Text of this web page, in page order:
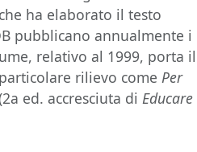
ha elaborato il testo
pubblicano annualmente i
relativo al 1999, porta il
rilievo comePer
ed. accresciuta di Educare